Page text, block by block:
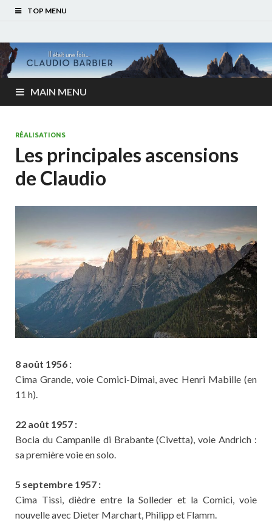
TOP MENU
MAIN MENU
RÉALISATIONS
Les principales ascensions
de Claudio
8 août 1956 :
Cima Grande, voie Comici-Dimai, avec Henri Mabille (en
11 h).
22 août 1957 :
Bocia du Campanile di Brabante (Civetta), voie Andrich :
sa première voie en solo.
5 septembre 1957 :
Cima Tissi, dièdre entre la Solleder et la Comici, voie
nouvelle avec Dieter Marchart, Philipp et Flamm.